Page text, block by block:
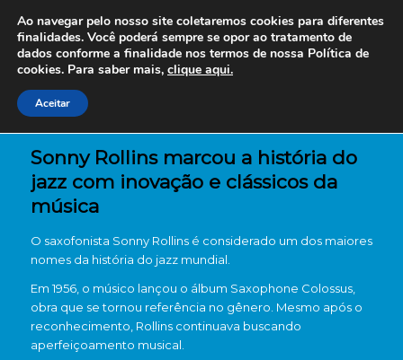
Sonny Rollins marcou a história do
jazz com inovação e clássicos da
música
O saxofonista Sonny Rollinsé considerado um dos maiores
nomes da história do jazz mundial.
Em 1956, o músico lançou o álbum Saxophone Colossus,
obra que se tornou referência no gênero. Mesmo após o
reconhecimento, Rollins continuava buscando
aperfeiçoamento musical.
Ao navegar pelo nosso site coletaremos cookies para diferentes
finalidades. Você poderá sempre se opor ao tratamento de
dados conforme a finalidade nos termos de nossa Política de
cookies. Para saber mais, clique aqui.
Aceitar